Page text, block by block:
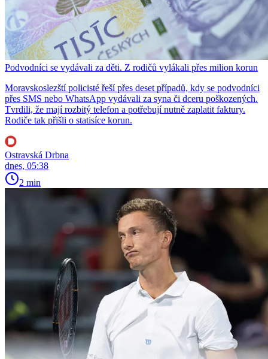
Podvodníci se vydávali za děti. Z rodičů vylákali přes milion korun
Moravskoslezští policisté řeší přes deset případů, kdy se podvodníci
přes SMS nebo WhatsApp vydávali za syna či dceru poškozených.
Tvrdili, že mají rozbitý telefon a potřebují nutně zaplatit faktury.
Rodiče tak přišli o statisíce korun.
Ostravská Drbna
dnes, 05:38
2 min